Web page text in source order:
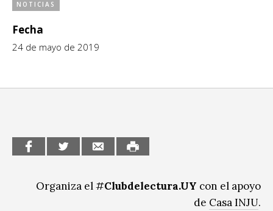
Espacio itinerante de lectura infantil
Formación
Medio Ambiente
NOTICIAS
Fecha
24 de mayo de 2019
Organiza el #Clubdelectura.UY con el apoyo
de Casa INJU.